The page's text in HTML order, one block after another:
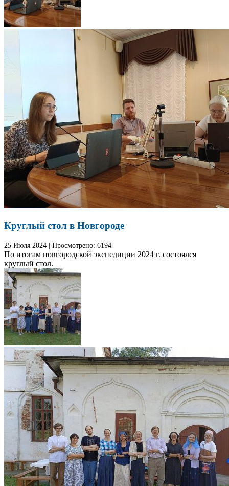
Круглый стол в Новгороде
25 Июля 2024 | Просмотрено: 6194
По итогам новгородской экспедиции 2024 г. состоялся
круглый стол.